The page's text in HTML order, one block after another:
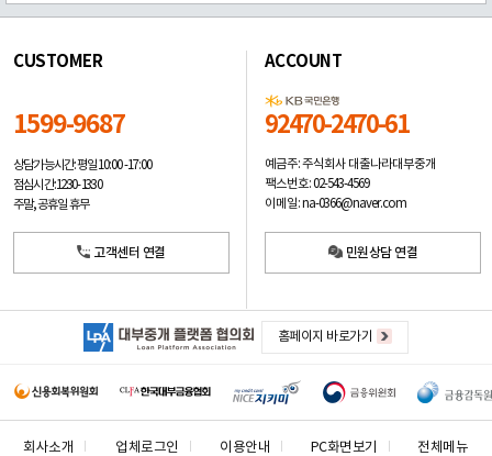
CUSTOMER
1599-9687
상담가능시간: 평일10:00 -17:00
점심시간: 12:30 - 13:30
주말, 공휴일 휴무
고객센터 연결
ACCOUNT
92470-2470-61
예금주: 주식회사 대출나라대부중개
팩스번호: 02-543-4569
이메일: na-0366@naver.com
민원상담 연결
홈페이지 바로가기
회사소개 업체로그인 이용안내 PC화면보기 전체메뉴